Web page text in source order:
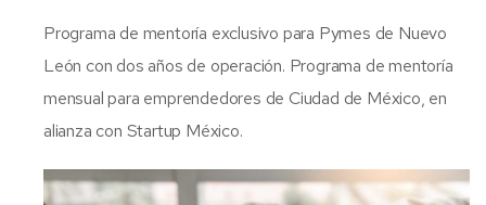
Programa de mentoría exclusivo para Pymes de Nuevo
León con dos años de operación. Programa de mentoría
mensual para emprendedores de Ciudad de México, en
alianza con Startup México.